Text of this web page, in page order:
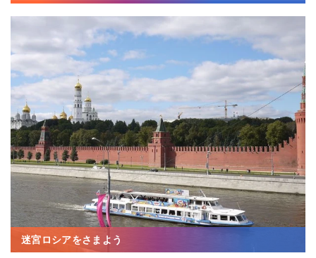
迷宮ロシアをさまよう